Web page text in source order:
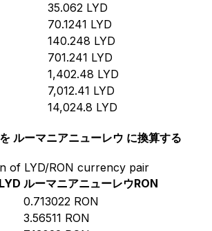
35.062 LYD
70.1241 LYD
140.248 LYD
701.241 LYD
1,402.48 LYD
7,012.41 LYD
14,024.8 LYD
ルーマニアニューレウ に換算する
of LYD/RON currency pair
ルーマニアニューレウRON
0.713022 RON
3.56511 RON